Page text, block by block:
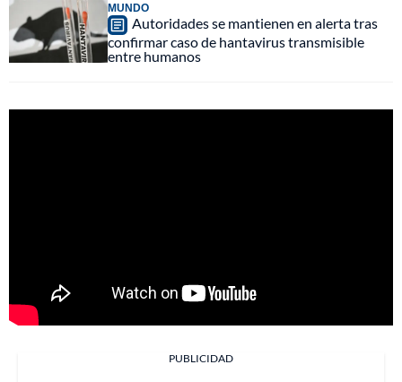
MUNDO
Autoridades se mantienen en alerta tras
confirmar caso de hantavirus transmisible
entre humanos
PUBLICIDAD